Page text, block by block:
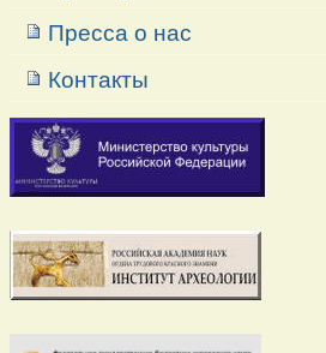
Пресса о нас
Контакты